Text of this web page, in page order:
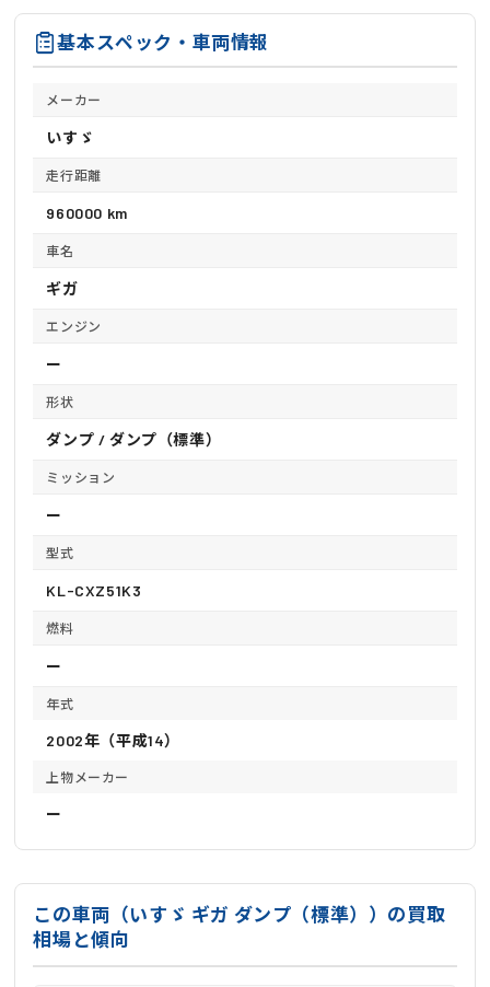
基本スペック・車両情報
メーカー
いすゞ
走行距離
960000 km
車名
ギガ
エンジン
ー
形状
ダンプ / ダンプ（標準）
ミッション
ー
型式
KL-CXZ51K3
燃料
ー
年式
2002年（平成14）
上物メーカー
ー
この車両（いすゞ ギガ ダンプ（標準））の買取
相場と傾向